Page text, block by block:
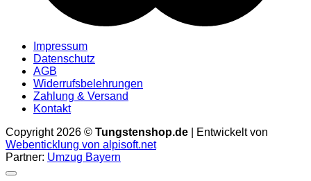
Impressum
Datenschutz
AGB
Widerrufsbelehrungen
Zahlung & Versand
Kontakt
Copyright 2026 © Tungstenshop.de | Entwickelt von
Webenticklung von alpisoft.net
Partner: Umzug Bayern